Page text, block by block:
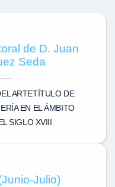
de D. Juan
Seda
ARTETÍTULO DE
EN EL ÁMBITO
SIGLO XVIII
Julio)